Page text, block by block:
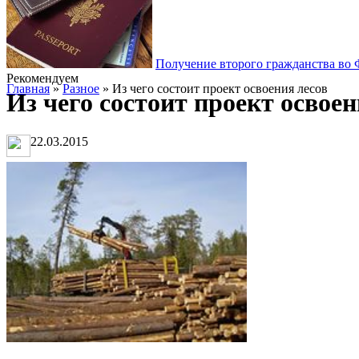
Получение второго гражданства во
Рекомендуем
Главная»Разное » Из чего состоит проект освоения лесов
Из чего состоит проект
22.03.2015